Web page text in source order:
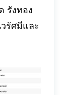
รังทอง
รัศมีและ